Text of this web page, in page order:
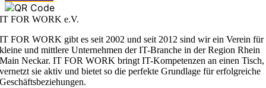
IT FOR WORK e.V.
IT FOR WORK gibt es seit 2002 und seit 2012 sind wir ein Verein für
kleine und mittlere Unternehmen der IT-Branche in der Region Rhein
Main Neckar. IT FOR WORK bringt IT-Kompetenzen an einen Tisch,
vernetzt sie aktiv und bietet so die perfekte Grundlage für erfolgreiche
Geschäftsbeziehungen.